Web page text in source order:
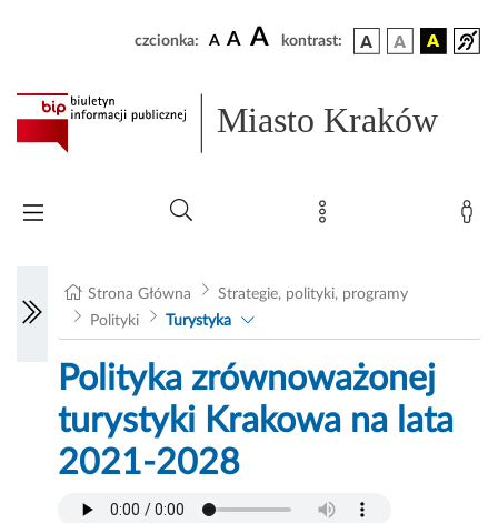
czcionka: A A A kontrast:
Miasto Kraków
Strona Główna
Strategie, polityki, programy
Polityki
Turystyka
Polityka zrównoważonej
turystyki Krakowa na lata
2021-2028